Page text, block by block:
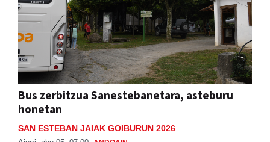
Bus zerbitzua Sanestebanetara, asteburu
honetan
SAN ESTEBAN JAIAK GOIBURUN 2026